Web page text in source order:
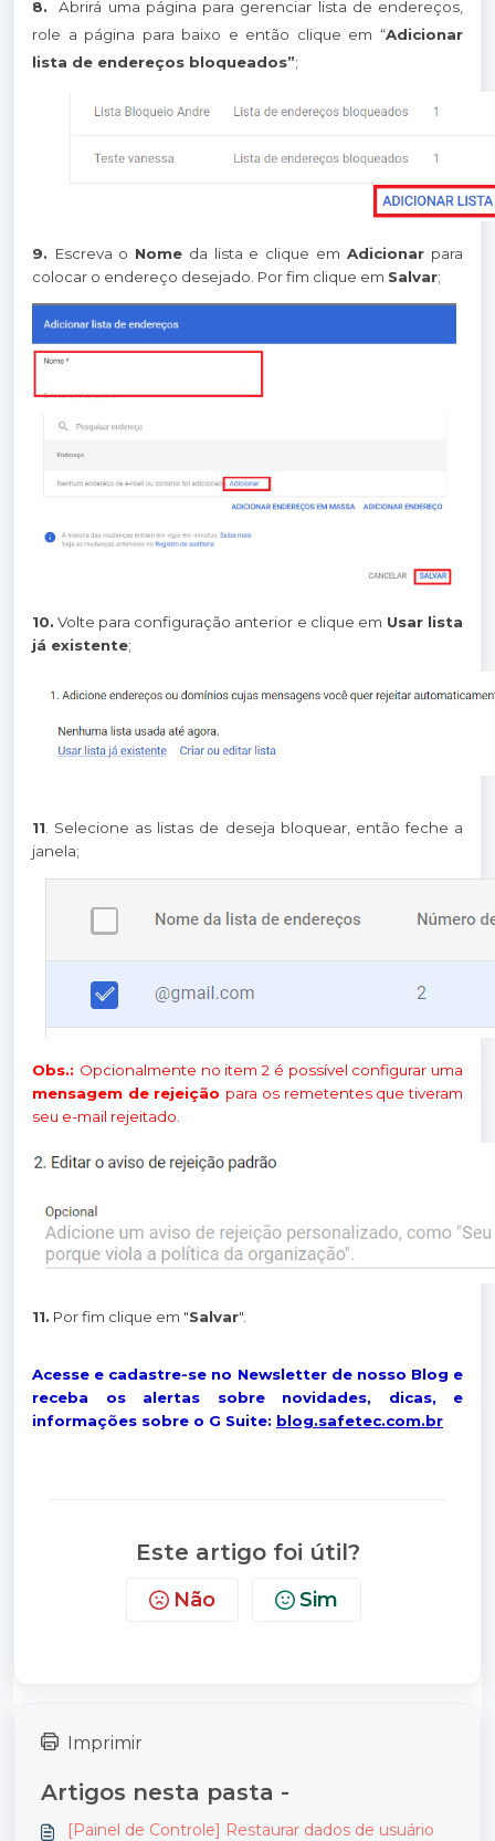
8. Abrirá uma página para gerenciar lista de endereços,
role a página para baixo e então clique em “Adicionar
lista de endereços bloqueados”;
9. Escreva o Nome da lista e clique em Adicionar para
colocar o endereço desejado. Por fim clique em Salvar;
10. Volte para configuração anterior e clique em Usar lista
já existente;
11. Selecione as listas de deseja bloquear, então feche a
janela;
Obs.: Opcionalmente no item 2 é possível configurar uma
mensagem de rejeição para os remetentes que tiveram
seu e-mail rejeitado.
11. Por fim clique em "Salvar".
Acesse e cadastre-se no Newsletter de nosso Blog e
receba os alertas sobre novidades, dicas, e
informações sobre o G Suite: blog.safetec.com.br
Este artigo foi útil?
Não Sim
Imprimir
Artigos nesta pasta -
[Painel de Controle] Restaurar dados de usuário